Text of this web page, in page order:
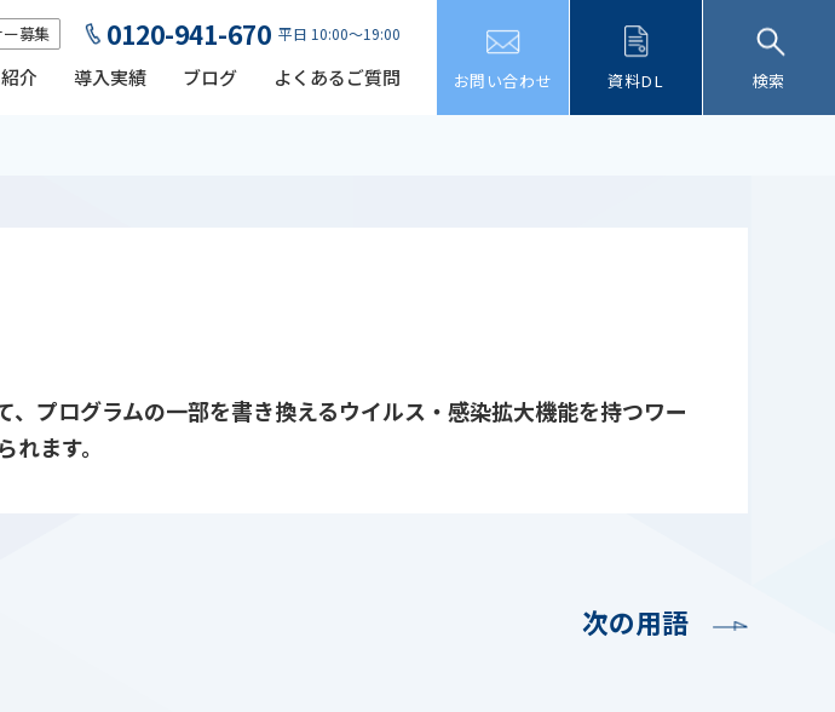
介 導入実績 ブログ よくあるご質問
募集 0120-941-670 平日 10:00～19:00
お問い合わせ 資料DL 検索
プログラムの一部を書き換えるウイルス・感染拡大機能を持つワー
ます。
次の用語